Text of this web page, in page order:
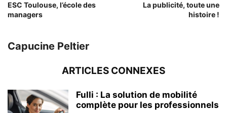
ESC Toulouse, l’école des
managers
La publicité, toute une
histoire !
Capucine Peltier
ARTICLES CONNEXES
Fulli : La solution de mobilité
complète pour les professionnels